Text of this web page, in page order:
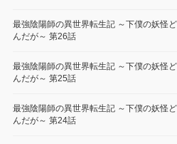
最強陰陽師の異世界転生記 ～下僕の妖怪
んだが～ 第26話
最強陰陽師の異世界転生記 ～下僕の妖怪
んだが～ 第25話
最強陰陽師の異世界転生記 ～下僕の妖怪
んだが～ 第24話